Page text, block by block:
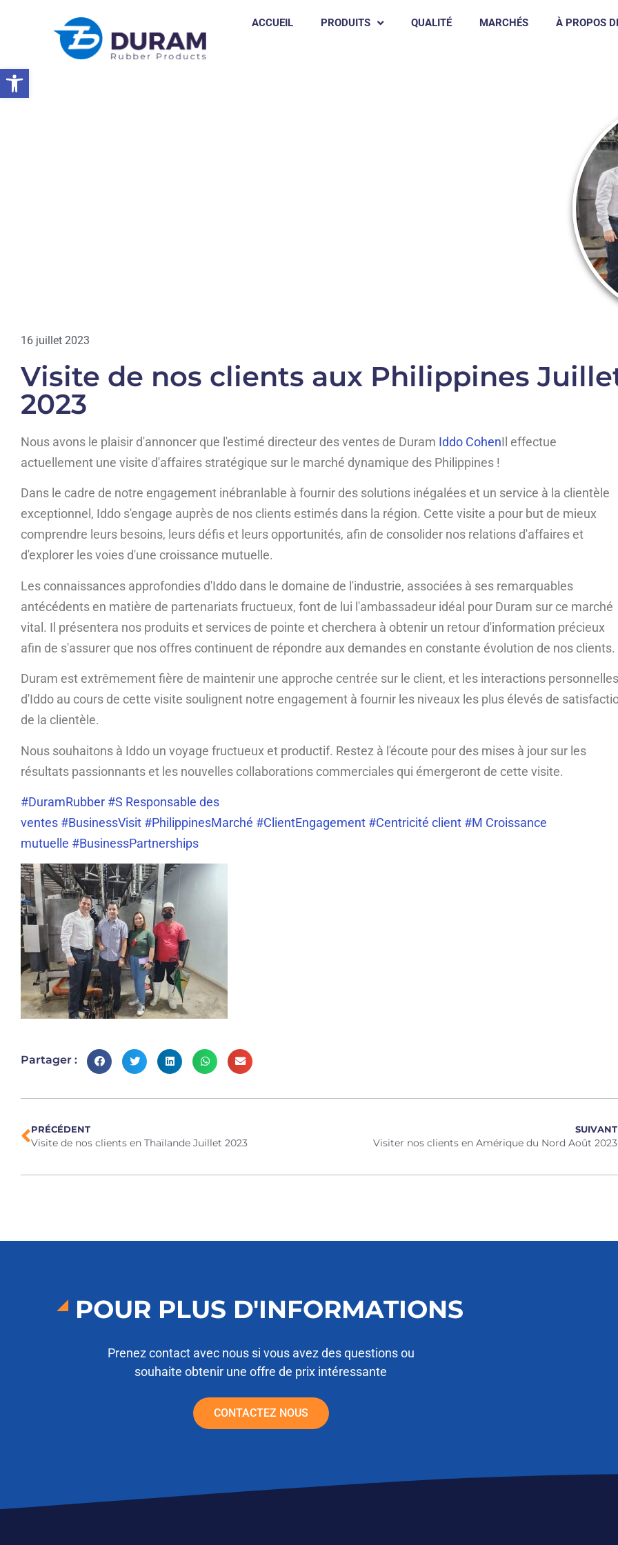
Ouvrir la barre d’outils
ACCUEIL PRODUITS QUALITÉ MARCHÉS À PROPOS
16 juillet 2023
Visite de nos clients aux Philippines
2023
Nous avons le plaisir d'annoncer que l'estimé directeur des ventes de Duram Iddo CohenIl effectue
actuellement une visite d'affaires stratégique sur le marché dynamique des Philippines !
Dans le cadre de notre engagement inébranlable à fournir des solutions inégalées et un service à la clientèle
exceptionnel, Iddo s'engage auprès de nos clients estimés dans la région. Cette visite a pour but de mieux
comprendre leurs besoins, leurs défis et leurs opportunités, afin de consolider nos relations d'affaires et
d'explorer les voies d'une croissance mutuelle.
Les connaissances approfondies d'Iddo dans le domaine de l'industrie, associées à ses remarquables
antécédents en matière de partenariats fructueux, font de lui l'ambassadeur idéal pour Duram sur ce marché
vital. Il présentera nos produits et services de pointe et cherchera à obtenir un retour d'information précieux
afin de s'assurer que nos offres continuent de répondre aux demandes en constante évolution de nos clients.
Duram est extrêmement fière de maintenir une approche centrée sur le client, et les interactions personnelles
d'Iddo au cours de cette visite soulignent notre engagement à fournir les niveaux les plus élevés de
de la clientèle.
Nous souhaitons à Iddo un voyage fructueux et productif. Restez à l'écoute pour des mises à jour sur les
résultats passionnants et les nouvelles collaborations commerciales qui émergeront de cette visite.
#DuramRubber #S Responsable des
ventes #BusinessVisit #PhilippinesMarché #ClientEngagement #Centricité client #M Croissance
mutuelle #BusinessPartnerships
Partager :
PRÉCÉDENT
Visite de nos clients en Thaïlande Juillet 2023
SUIVANT
Visiter nos clients en Amérique du Nord Août 2023
POUR PLUS D'INFORMATIONS
Prenez contact avec nous si vous avez des questions ou
souhaite obtenir une offre de prix intéressante
CONTACTEZ NOUS